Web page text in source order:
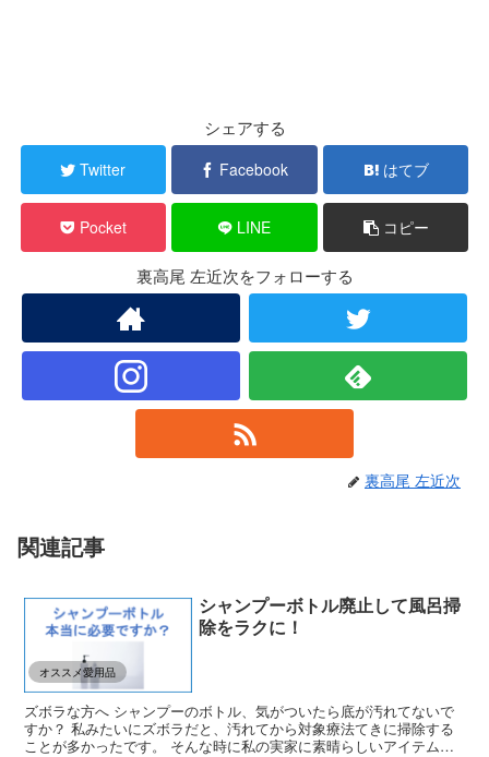
シェアする
Twitter Facebook はてブ
Pocket LINE コピー
裏高尾 左近次をフォローする
裏高尾 左近次
関連記事
オススメ愛用品
シャンプーボトル廃止して風呂掃
除をラクに！
ズボラな方へ シャンプーのボトル、気がついたら底が汚れてないで
すか？ 私みたいにズボラだと、汚れてから対象療法てきに掃除する
ことが多かったです。 そんな時に私の実家に素晴らしいアイテムが